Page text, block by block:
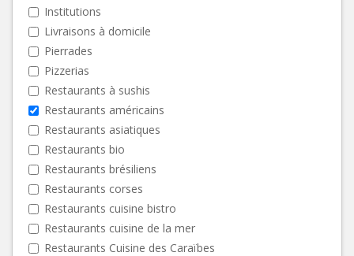
Institutions
Livraisons à domicile
Pierrades
Pizzerias
Restaurants à sushis
Restaurants américains
Restaurants asiatiques
Restaurants bio
Restaurants brésiliens
Restaurants corses
Restaurants cuisine bistro
Restaurants cuisine de la mer
Restaurants Cuisine des Caraïbes